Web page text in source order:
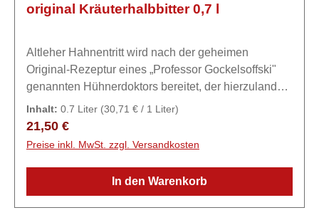
original Kräuterhalbbitter 0,7 l
Altleher Hahnentritt wird nach der geheimen
Original-Rezeptur eines „Professor Gockelsoffski"
genannten Hühnerdoktors bereitet, der hierzulande
als mannhafter Zecher einen legendären Ruf
genoß.ExpertiseMacht müde Hähne munter!!! Ein
Inhalt: 0.7 Liter (30,71 € / 1 Liter)
Regulärer Preis:
21,50 €
Preise inkl. MwSt. zzgl. Versandkosten
In den Warenkorb